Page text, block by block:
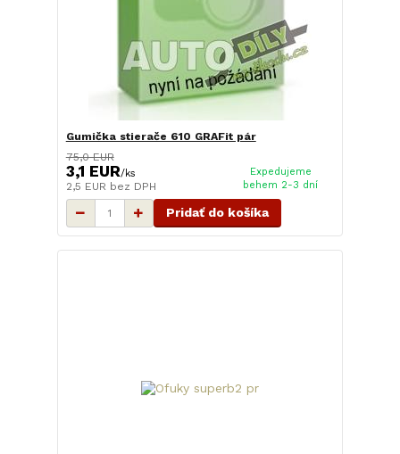
Gumička stierače 610 GRAFit pár
75,0 EUR
3,1 EUR/ks
2,5 EUR bez DPH
Expedujeme
behem 2-3 dní
Pridať do košíka